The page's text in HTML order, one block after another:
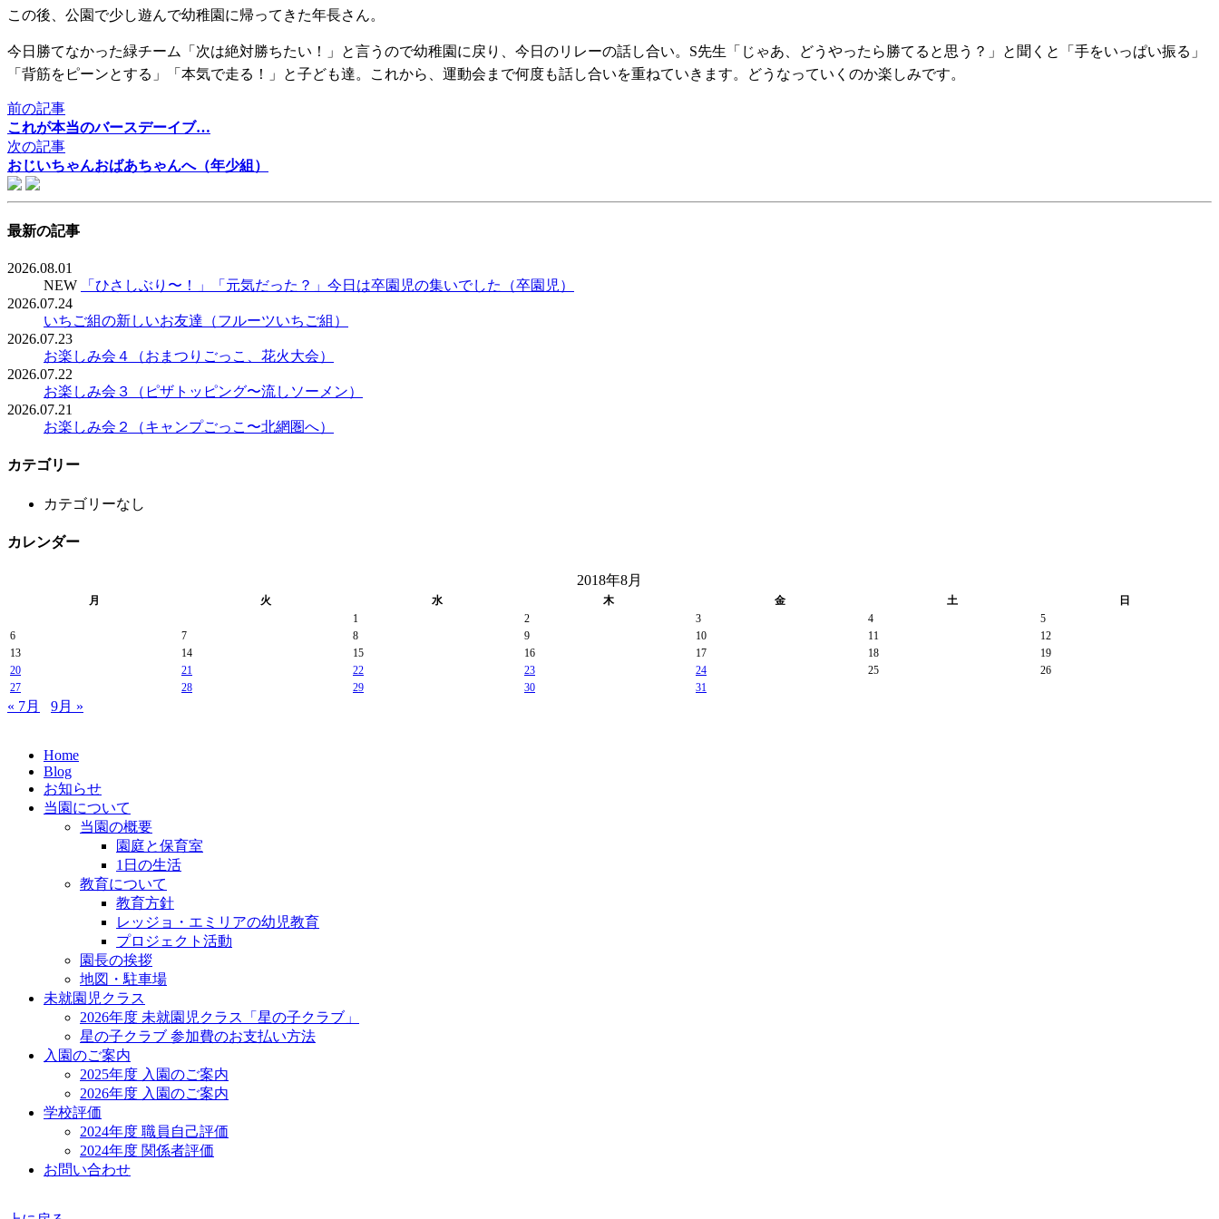
この後、公園で少し遊んで幼稚園に帰ってきた年長さん。
今日勝てなかった緑チーム「次は絶対勝ちたい！」と言うので幼稚園に戻り、今日のリレーの話し合い。S先生「じゃあ、どうやったら勝てると思う？」と聞くと「手をいっぱい振る」
「背筋をピーンとする」「本気で走る！」と子ども達。これから、運動会まで何度も話し合いを重ねていきます。どうなっていくのか楽しみです。
前の記事
これが本当のバースデーイブ…
次の記事
おじいちゃんおばあちゃんへ（年少組）
最新の記事
2026.08.01
NEW
「ひさしぶり〜！」「元気だった？」今日は卒園児の集いでした（卒園児）
2026.07.24
いちご組の新しいお友達（フルーツいちご組）
2026.07.23
お楽しみ会４（おまつりごっこ、花火大会）
2026.07.22
お楽しみ会３（ピザトッピング〜流しソーメン）
2026.07.21
お楽しみ会２（キャンプごっこ〜北網圏へ）
カテゴリー
カテゴリーなし
カレンダー
2018年8月
月 火 水 木 金 土
日
1
2 3 4
5
6
7 8 9 10 11
12
13
14 15 16 17 18
19
20
21 22 23 24 25
26
27
28 29 30 31
« 7月 9月 »
Home
Blog
お知らせ
当園について
当園の概要
園庭と保育室
1日の生活
教育について
教育方針
レッジョ・エミリアの幼児教育
プロジェクト活動
園長の挨拶
地図・駐車場
未就園児クラス
2026年度 未就園児クラス「星の子クラブ」
星の子クラブ 参加費のお支払い方法
入園のご案内
2025年度 入園のご案内
2026年度 入園のご案内
学校評価
2024年度 職員自己評価
2024年度 関係者評価
お問い合わせ